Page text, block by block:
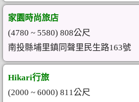
家園時尚旅店
(4780 ~ 5580) 808公尺
南投縣埔里鎮同聲里民生路163號
Hikari行旅
(2000 ~ 6000) 811公尺